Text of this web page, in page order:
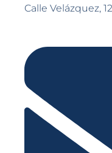
Calle Velázquez,